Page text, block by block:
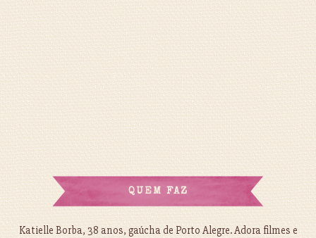
QUEM FAZ
Katielle Borba, 38 anos, gaúcha de Porto Alegre. Adora filmes e